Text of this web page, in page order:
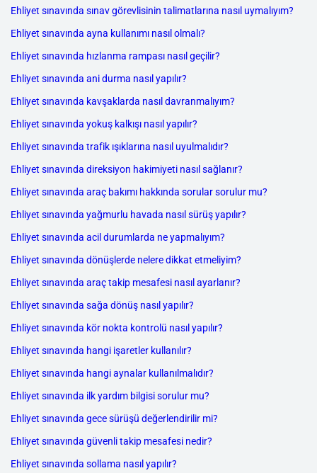
Ehliyet sınavında sınav görevlisinin talimatlarına nasıl uymalıyım?
Ehliyet sınavında ayna kullanımı nasıl olmalı?
Ehliyet sınavında hızlanma rampası nasıl geçilir?
Ehliyet sınavında ani durma nasıl yapılır?
Ehliyet sınavında kavşaklarda nasıl davranmalıyım?
Ehliyet sınavında yokuş kalkışı nasıl yapılır?
Ehliyet sınavında trafik ışıklarına nasıl uyulmalıdır?
Ehliyet sınavında direksiyon hakimiyeti nasıl sağlanır?
Ehliyet sınavında araç bakımı hakkında sorular sorulur mu?
Ehliyet sınavında yağmurlu havada nasıl sürüş yapılır?
Ehliyet sınavında acil durumlarda ne yapmalıyım?
Ehliyet sınavında dönüşlerde nelere dikkat etmeliyim?
Ehliyet sınavında araç takip mesafesi nasıl ayarlanır?
Ehliyet sınavında sağa dönüş nasıl yapılır?
Ehliyet sınavında kör nokta kontrolü nasıl yapılır?
Ehliyet sınavında hangi işaretler kullanılır?
Ehliyet sınavında hangi aynalar kullanılmalıdır?
Ehliyet sınavında ilk yardım bilgisi sorulur mu?
Ehliyet sınavında gece sürüşü değerlendirilir mi?
Ehliyet sınavında güvenli takip mesafesi nedir?
Ehliyet sınavında sollama nasıl yapılır?